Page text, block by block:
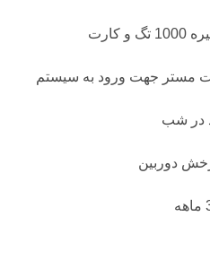
کارت
مستر جهت ورود به سیستم
در شب
دوربین